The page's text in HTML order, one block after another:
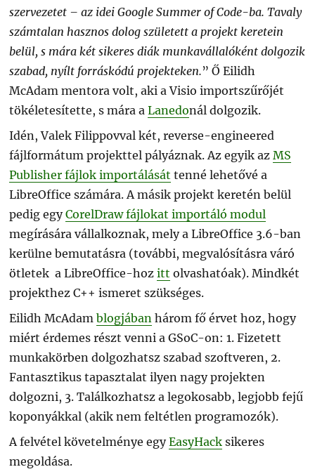
szervezetet – az idei Google Summer of Code-ba. Tavaly
számtalan hasznos dolog született a projekt keretein
belül, s mára két sikeres diák munkavállalóként dolgozik
szabad, nyílt forráskódú projekteken.” Ő Eilidh
McAdam mentora volt, aki a Visio importszűrőjét
tökéletesítette, s mára aLanedonál dolgozik.
Idén, Valek Filippovval két, reverse-engineered
fájlformátum projekttel pályáznak. Az egyik azMS
Publisher fájlok importálását tenné lehetővé a
LibreOffice számára. A másik projekt keretén belül
pedig egyCorelDraw fájlokat importáló modul
megírására vállalkoznak, mely a LibreOffice 3.6-ban
kerülne bemutatásra (további, megvalósításra váró
ötletek a LibreOffice-hozitt olvashatóak). Mindkét
projekthez C++ ismeret szükséges.
Eilidh McAdamblogjában három fő érvet hoz, hogy
miért érdemes részt venni a GSoC-on: 1. Fizetett
munkakörben dolgozhatsz szabad szoftveren, 2.
Fantasztikus tapasztalat ilyen nagy projekten
dolgozni, 3. Találkozhatsz a legokosabb, legjobb fejű
koponyákkal (akik nem feltétlen programozók).
A felvétel követelménye egyEasyHack sikeres
megoldása.